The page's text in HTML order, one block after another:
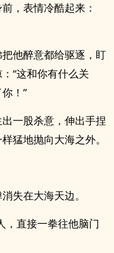
，表情冷酷起来：
他醉意都给驱逐，盯
“这和你有什么关
！”
一股杀意，伸出手捏
猛地抛向大海之外。
失在大海天边。
，直接一拳往他脑门